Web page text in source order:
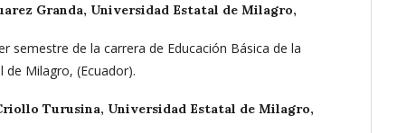
Granda, Universidad Estatal de Milagro,
semestre de la carrera de Educación Básica de la
de Milagro, (Ecuador).
Turusina, Universidad Estatal de Milagro,